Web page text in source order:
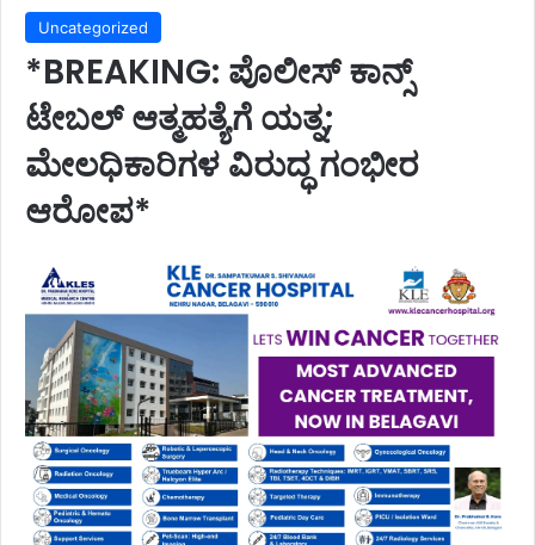
Uncategorized
*BREAKING: ಪೊಲೀಸ್ ಕಾನ್ಸ್
ಟೇಬಲ್ ಆತ್ಮಹತ್ಯೆಗೆ ಯತ್ನ;
ಮೇಲಧಿಕಾರಿಗಳ ವಿರುದ್ಧ ಗಂಭೀರ
ಆರೋಪ*